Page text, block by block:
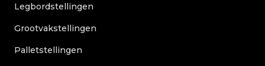
Legbordstellingen
Grootvakstellingen
Palletstellingen